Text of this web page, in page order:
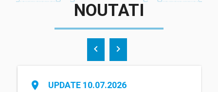
NOUTATI
place UPDATE 10.07.2026
chevron_left chevron_right